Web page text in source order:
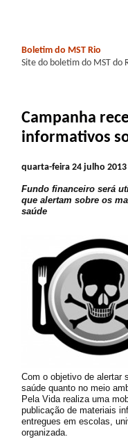
Boletim do MST Rio
Site do boletim do MST do
Campanha
informativos
quarta-feira 24 julho 2013
Fundo financeiro será
que alertam sobre os
saúde
Com o objetivo de alertar
saúde quanto no meio
Pela Vida realiza uma
publicação de materiais
entregues em escolas,
organizada.